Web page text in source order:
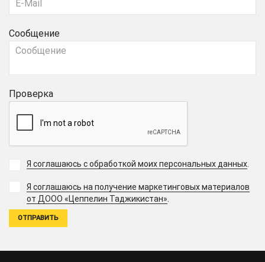
Сообщение
Проверка
Я соглашаюсь с обработкой моих персональных данных.
Я соглашаюсь на получение маркетинговых материалов
от ДООО «Цеппелин Таджикистан».